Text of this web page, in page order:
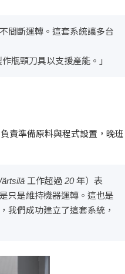
間斷運轉。這套系統讓多台
瓶頸刀具以支援產能。」
責準備原料與程式設置，晚班
工作超過 20 年）表
只是維持機器運轉。這也是
我們成功建立了這套系統，